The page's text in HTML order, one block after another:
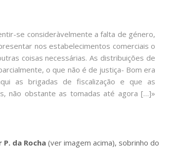
se consideràvelmente a falta de género,
nos estabelecimentos comerciais o
coisas necessárias. As distribuições de
o que não é de justiça- Bom era
as brigadas de fiscalização e que as
não obstante as tomadas até agora […]»
da Rocha(ver imagem acima), sobrinho do